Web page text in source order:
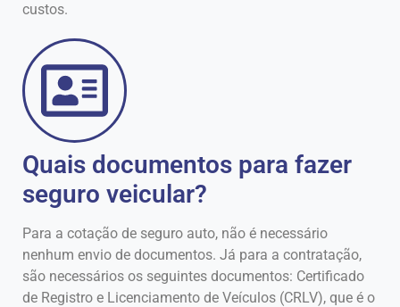
custos.
Quais documentos para fazer
seguro veicular?
Para a cotação de seguro auto, não é necessário
nenhum envio de documentos. Já para a contratação,
são necessários os seguintes documentos: Certificado
de Registro e Licenciamento de Veículos (CRLV), que é o